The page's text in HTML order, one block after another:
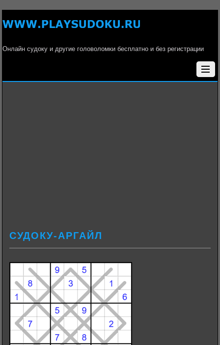
Онлайн судоку и другие головоломки бесплатно и без регистрации
СУДОКУ-АРГАЙЛ